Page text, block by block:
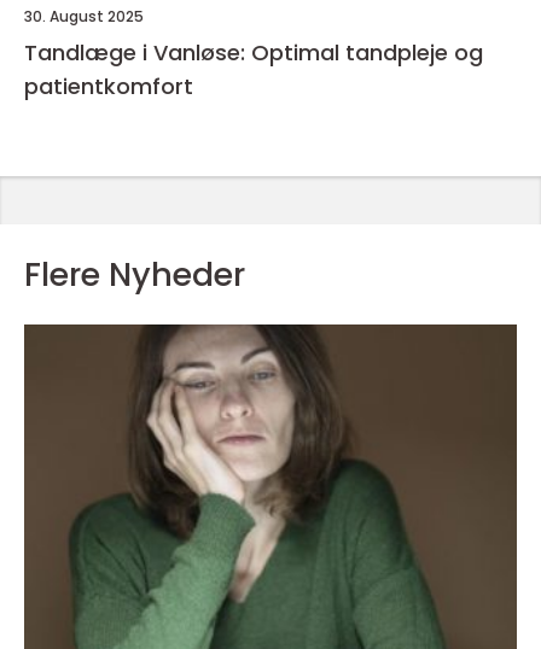
30. August 2025
Tandlæge i Vanløse: Optimal tandpleje og
patientkomfort
Flere Nyheder